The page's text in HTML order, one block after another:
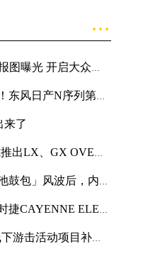
启大众纯电SUV新体验
N序列第四款车型NX7亮相
来了
黑马藏金版”车型
后，内部紧急开展技术改革
ELECTRIC创纪录加速表现
击活动项目补充公告